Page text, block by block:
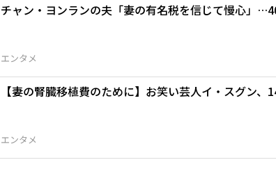
エンタメ
チャン・ヨンランの夫「妻の有名税を信じて慢心」
エンタメ
【妻の腎臓移植費のために】お笑い芸人イ・スグン